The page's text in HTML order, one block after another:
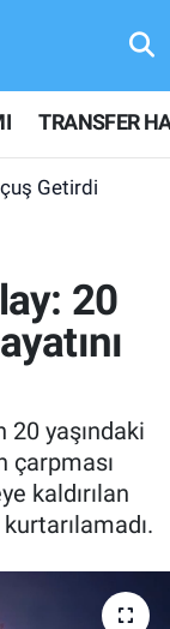
TRANSFER
Getirdi
20
20 yaşındaki
çarpması
kaldırılan